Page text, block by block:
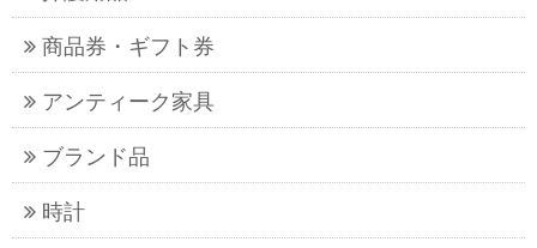
商品券・ギフト券
アンティーク家具
ブランド品
時計